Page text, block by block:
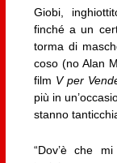
Giobi,
finché a un
torma di
coso (no Alan
film V per
più in
stanno
“Dov’è che